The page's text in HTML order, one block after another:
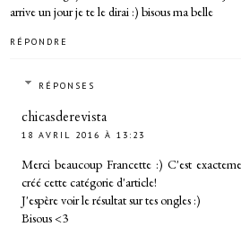
arrive un jour je te le dirai :) bisous ma belle
RÉPONDRE
RÉPONSES
chicasderevista
18 AVRIL 2016 À 13:23
Merci beaucoup Francette :) C'est
créé cette catégorie d'article!
J'espère voir le résultat sur tes ongles :)
Bisous <3